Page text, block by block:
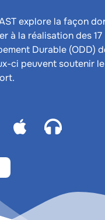
explore la façon
à la réalisation des 17
Durable (ODD)
ci peuvent soutenir le